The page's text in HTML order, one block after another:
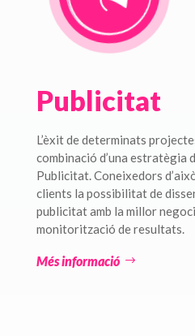
Publicitat
L’èxit de determinats
combinació d’una estratègia
Publicitat. Coneixedors
clients la possibilitat de
publicitat amb la millor
monitorització de resultats.
Més informació